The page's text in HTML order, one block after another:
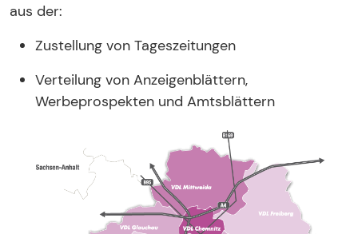
aus der:
Zustellung von Tageszeitungen
Verteilung von Anzeigenblättern,
Werbeprospekten und Amtsblättern